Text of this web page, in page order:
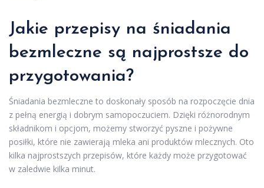
Jakie przepisy na śniadania
bezmleczne są najprostsze do
przygotowania?
Śniadania bezmleczne to doskonały sposób na rozpoczęcie dnia
z pełną energią i dobrym samopoczuciem. Dzięki różnorodnym
składnikom i opcjom, możemy stworzyć pyszne i pożywne
posiłki, które nie zawierają mleka ani produktów mlecznych. Oto
kilka najprostszych przepisów, które każdy może przygotować
w zaledwie kilka minut.